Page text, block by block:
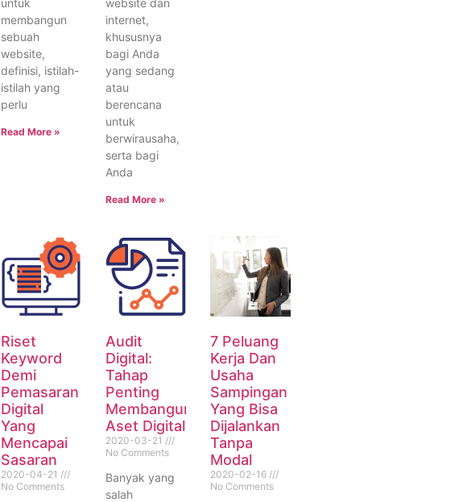
membangun
sebuah
website,
definisi, istilah-
istilah yang
perlu
Read More »
internet,
khususnya
bagi Anda
yang sedang
atau
berencana
untuk
berwirausaha,
serta bagi
Anda
Read More »
Riset
Keyword
Demi
Pemasaran
Digital
Yang
Mencapai
Sasaran
2020-04-21
No Comments
Audit
Digital:
Tahap
Penting
Membangun
Aset Digital
2020-03-21
No Comments
Banyak yang
salah
7 Peluang
Kerja Dan
Usaha
Sampingan
Yang Bisa
Dijalankan
Tanpa
Modal
2020-02-16
No Comments